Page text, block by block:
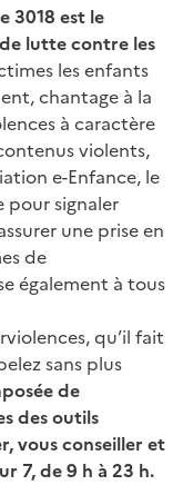
3018 est le
lutte contre les
les enfants
chantage à la
à caractère
violents,
e-Enfance, le
pour signaler
une prise en
de
également à tous
qu’il fait
sans plus
de
des outils
vous conseiller et
7, de 9 h à 23 h.